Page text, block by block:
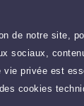
de notre site,
sociaux,
privée est
cookies
prestation de
totale dans le
et de sécurité.